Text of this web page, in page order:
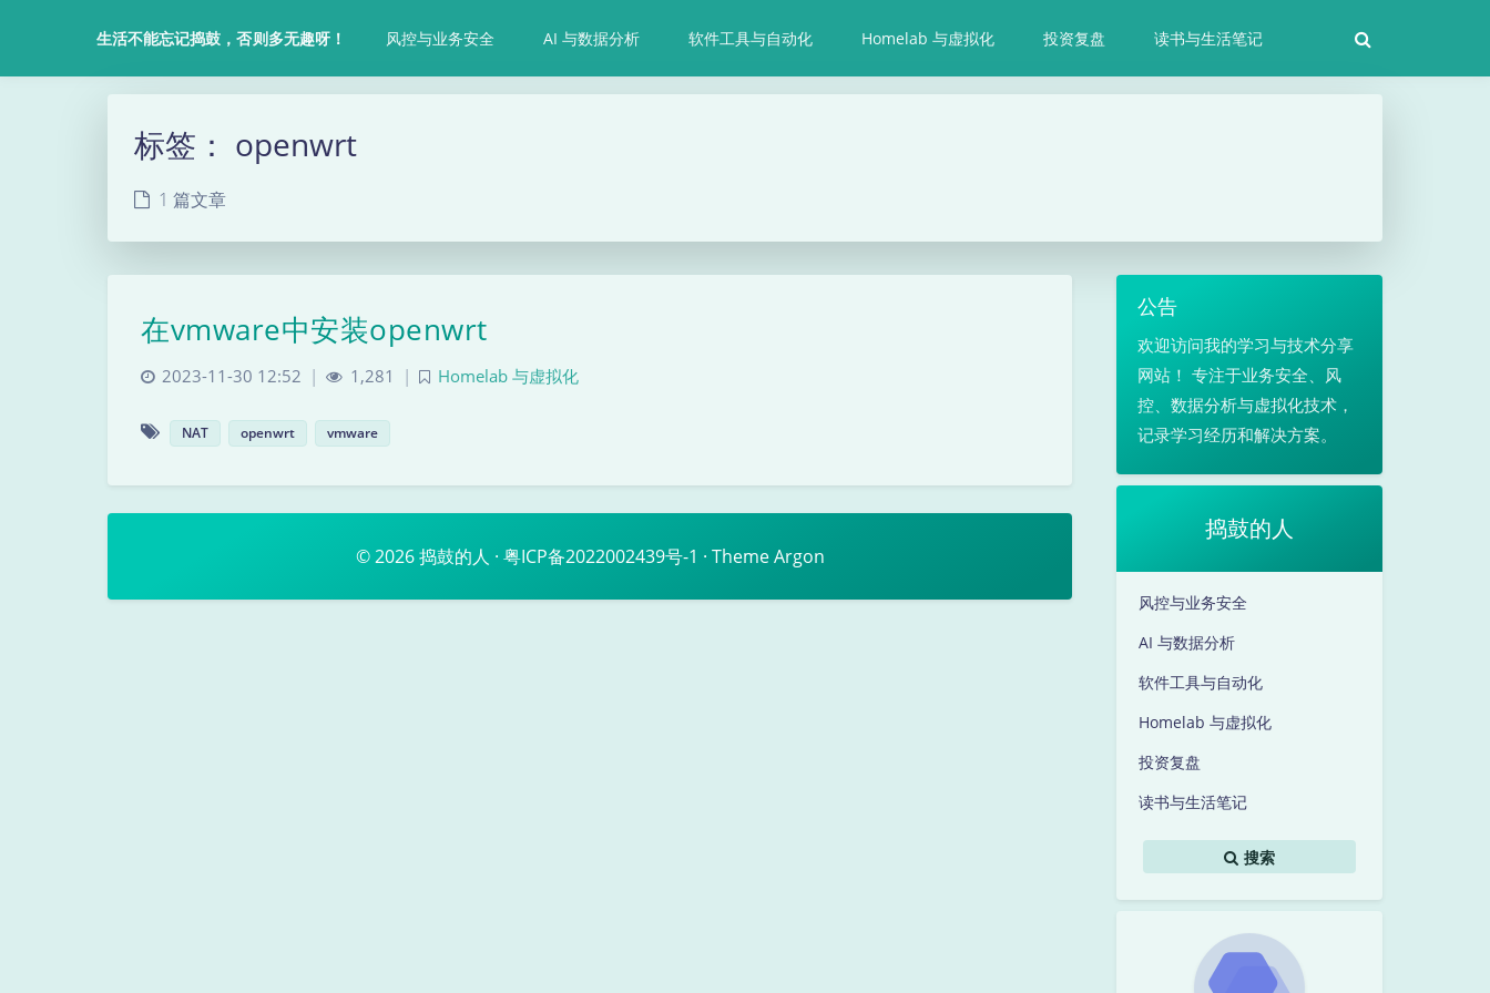
生活不能忘记捣鼓，否则多无趣呀！ 风控与业务安全 AI 与数据分析 软件工具与自动化 Homelab 与虚拟化 投资复盘 读书与生活笔记
Sans Serif
标签： openwrt
1 篇文章
公告
欢迎访问我的学习与技术分享
网站！ 专注于业务安全、风
控、数据分析与虚拟化技术，
记录学习经历和解决方案。
捣鼓的人
风控与业务安全
AI 与数据分析
软件工具与自动化
Homelab 与虚拟化
投资复盘
读书与生活笔记
搜索
在vmware中安装openwrt
2023-11-30 12:52 | 1,281 | Homelab 与虚拟化
NAT openwrt vmware
© 2026捣鼓的人 · 粤ICP备2022002439号-1 · ThemeArgon